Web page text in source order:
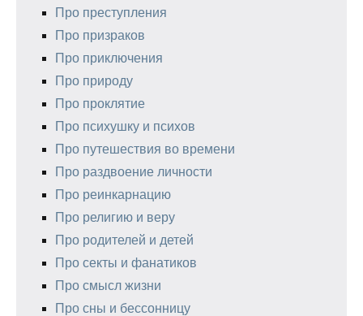
Про преступления
Про призраков
Про приключения
Про природу
Про проклятие
Про психушку и психов
Про путешествия во времени
Про раздвоение личности
Про реинкарнацию
Про религию и веру
Про родителей и детей
Про секты и фанатиков
Про смысл жизни
Про сны и бессонницу